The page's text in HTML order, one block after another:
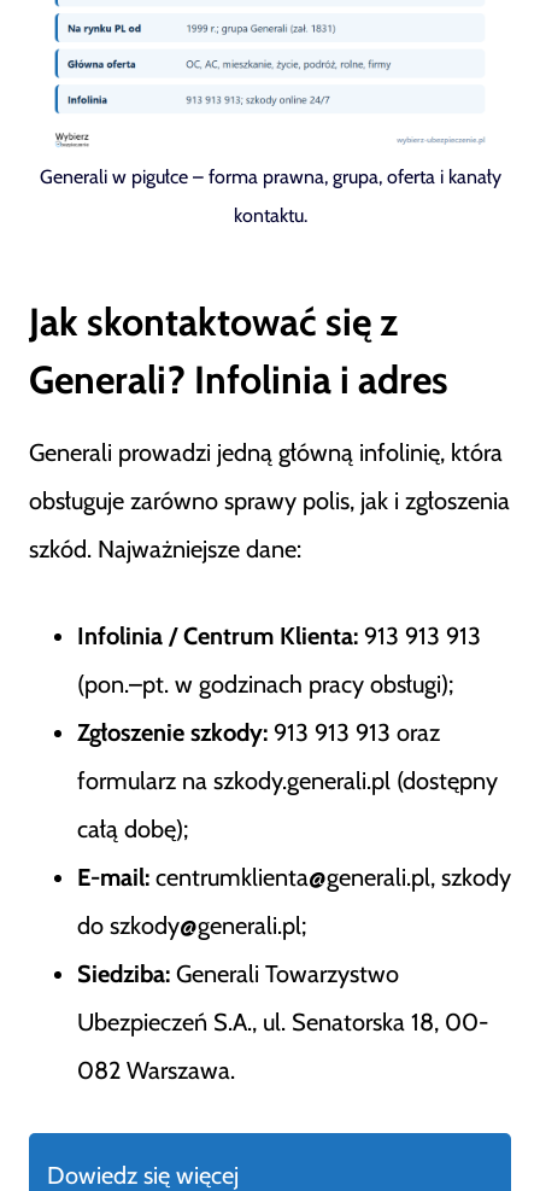
Generali w pigułce – forma prawna, grupa, oferta i kanały
kontaktu.
Jak skontaktować się z
Generali? Infolinia i adres
Generali prowadzi jedną główną infolinię, która
obsługuje zarówno sprawy polis, jak i zgłoszenia
szkód. Najważniejsze dane:
Infolinia / Centrum Klienta: 913 913 913
(pon.–pt. w godzinach pracy obsługi);
Zgłoszenie szkody: 913 913 913 oraz
formularz na szkody.generali.pl (dostępny
całą dobę);
E-mail: centrumklienta@generali.pl, szkody
do szkody@generali.pl;
Siedziba: Generali Towarzystwo
Ubezpieczeń S.A., ul. Senatorska 18, 00-
082 Warszawa.
Dowiedz się więcej